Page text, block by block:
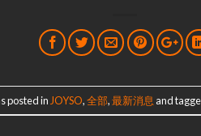
posted in JOYSO,全部,最新消息 and